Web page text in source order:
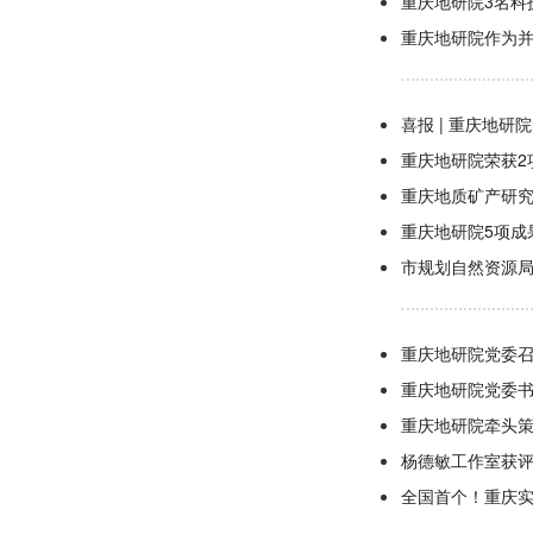
重庆地研院作为
喜报 | 重庆地研
重庆地研院荣获
重庆地质矿产研
重庆地研院5项
市规划自然资源
重庆地研院党委
重庆地研院党委
重庆地研院牵头
杨德敏工作室获
全国首个！重庆